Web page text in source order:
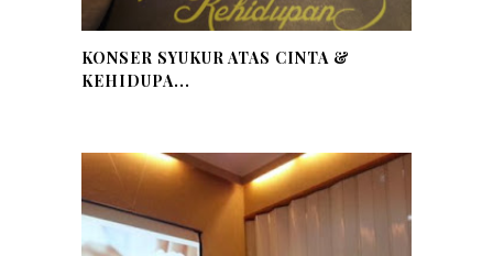
KONSER SYUKUR ATAS CINTA &
KEHIDUPA...